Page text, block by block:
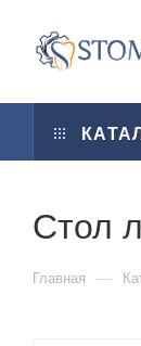
Стол
Главная —